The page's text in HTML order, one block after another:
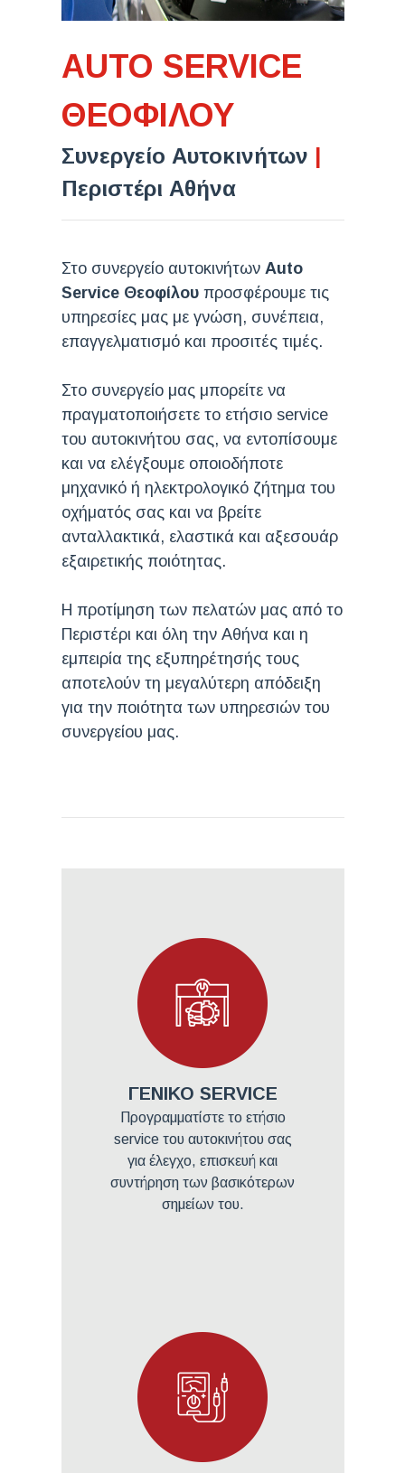
AUTO SERVICE
ΘΕΟΦΙΛΟΥ
Συνεργείο Αυτοκινήτων |
Περιστέρι Αθήνα
Στο συνεργείο αυτοκινήτων Auto
Service Θεοφίλουπροσφέρουμε τις
υπηρεσίες μας με γνώση, συνέπεια,
επαγγελματισμό και προσιτές τιμές.
Στο συνεργείο μας μπορείτε να
πραγματοποιήσετε το ετήσιο service
του αυτοκινήτου σας, να εντοπίσουμε
και να ελέγξουμε οποιοδήποτε
μηχανικό ή ηλεκτρολογικό ζήτημα του
οχήματός σας και να βρείτε
ανταλλακτικά, ελαστικά και αξεσουάρ
εξαιρετικής ποιότητας.
Η προτίμηση των πελατών μας από το
Περιστέρι και όλη την Αθήνα και η
εμπειρία της εξυπηρέτησής τους
αποτελούν τη μεγαλύτερη απόδειξη
για την ποιότητα των υπηρεσιών του
συνεργείου μας.
ΓΕΝΙΚΟ SERVICE
Προγραμματίστε το ετήσιο
service του αυτοκινήτου σας
για έλεγχο, επισκευή και
συντήρηση των βασικότερων
σημείων του.